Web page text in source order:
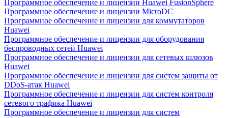
Программное обеспечение и лицензии Huawei FusionSphere
Программное обеспечение и лицензии MicroDC
Программное обеспечение и лицензии для коммутаторов
Huawei
Программное обеспечение и лицензии для оборудования
беспроводных сетей Huawei
Программное обеспечение и лицензии для сетевых шлюзов
Huawei
Программное обеспечение и лицензии для систем защиты от
DDoS-атак Huawei
Программное обеспечение и лицензии для систем контроля
сетевого трафика Huawei
Программное обеспечение и лицензии для систем